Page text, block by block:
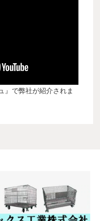
』で弊社が紹介されま